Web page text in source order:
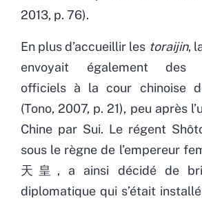
2013, p. 76).
En plus d’accueillir les toraijin,
envoyait également des
officiels à la cour chinoise
(Tono, 2007, p. 21), peu après
Chine par Sui. Le régent
sous le règne de l’empereur
天皇, a ainsi décidé de
diplomatique qui s’était